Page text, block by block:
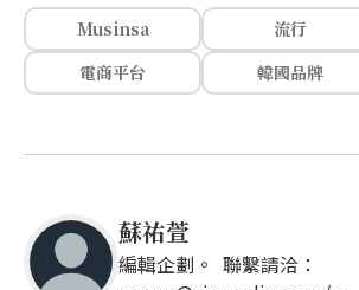
Musinsa
流行
電商平台
韓國品牌
蘇祐萱
編輯企劃。 聯繫請洽：